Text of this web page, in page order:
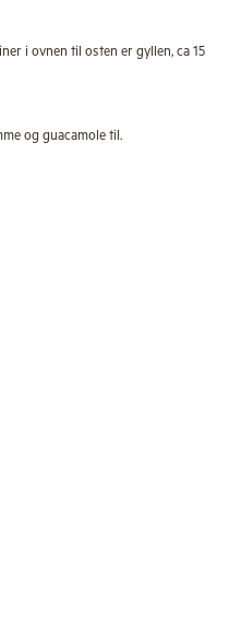
i ovnen til osten er gyllen, ca 15
og guacamole til.